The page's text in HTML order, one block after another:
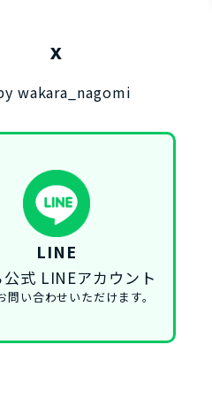
X
wakara_nagomi
LINE
式 LINEアカウント
問い合わせいただけます。